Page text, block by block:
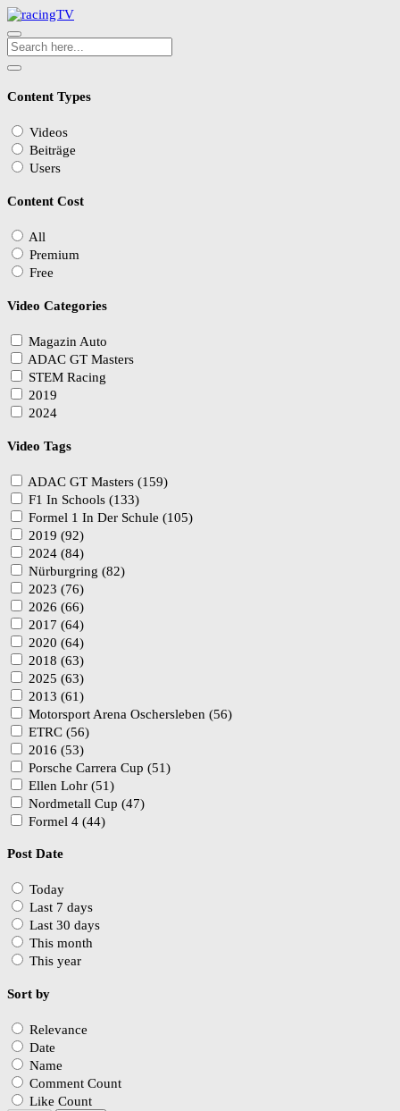
Content Types
Videos
Beiträge
Users
Content Cost
All
Premium
Free
Video Categories
Magazin Auto
ADAC GT Masters
STEM Racing
2019
2024
Video Tags
ADAC GT Masters (159)
F1 In Schools (133)
Formel 1 In Der Schule (105)
2019 (92)
2024 (84)
Nürburgring (82)
2023 (76)
2026 (66)
2017 (64)
2020 (64)
2018 (63)
2025 (63)
2013 (61)
Motorsport Arena Oschersleben (56)
ETRC (56)
2016 (53)
Porsche Carrera Cup (51)
Ellen Lohr (51)
Nordmetall Cup (47)
Formel 4 (44)
Post Date
Today
Last 7 days
Last 30 days
This month
This year
Sort by
Relevance
Date
Name
Comment Count
Like Count